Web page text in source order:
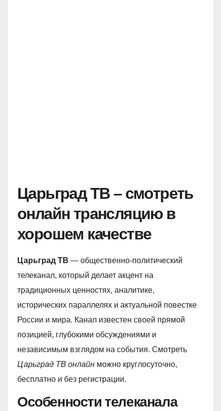
Царьград ТВ – смотреть
онлайн трансляцию в
хорошем качестве
Царьград ТВ — общественно-политический
телеканал, который делает акцент на
традиционных ценностях, аналитике,
исторических параллелях и актуальной повестке
России и мира. Канал известен своей прямой
позицией, глубокими обсуждениями и
независимым взглядом на события. Смотреть
Царьград ТВ онлайн можно круглосуточно,
бесплатно и без регистрации.
Особенности телеканала